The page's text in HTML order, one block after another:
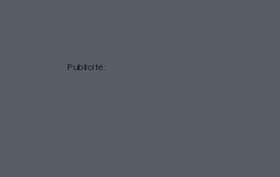
Publicité: